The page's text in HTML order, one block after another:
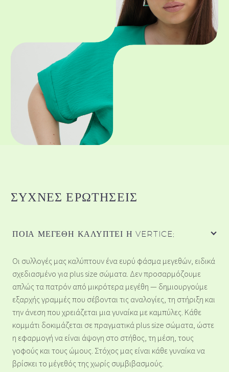
ΣΥΧΝΈΣ ΕΡΩΤΉΣΕΙΣ
ΠΟΙΑ ΜΕΓΈΘΗ ΚΑΛΎΠΤΕΙ Η VERTICE;
Οι συλλογές μας καλύπτουν ένα ευρύ φάσμα μεγεθών, ειδικά
σχεδιασμένο για plus size σώματα. Δεν προσαρμόζουμε
απλώς τα πατρόν από μικρότερα μεγέθη — δημιουργούμε
εξαρχής γραμμές που σέβονται τις αναλογίες, τη στήριξη και
την άνεση που χρειάζεται μια γυναίκα με καμπύλες. Κάθε
κομμάτι δοκιμάζεται σε πραγματικά plus size σώματα, ώστε
η εφαρμογή να είναι άψογη στο στήθος, τη μέση, τους
γοφούς και τους ώμους. Στόχος μας είναι κάθε γυναίκα να
βρίσκει το μέγεθός της χωρίς συμβιβασμούς.